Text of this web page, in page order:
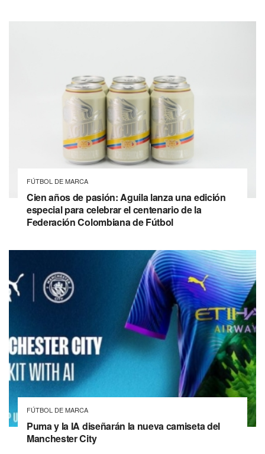
FÚTBOL DE MARCA
Cien años de pasión: Aguila lanza una edición
especial para celebrar el centenario de la
Federación Colombiana de Fútbol
FÚTBOL DE MARCA
Puma y la IA diseñarán la nueva camiseta del
Manchester City